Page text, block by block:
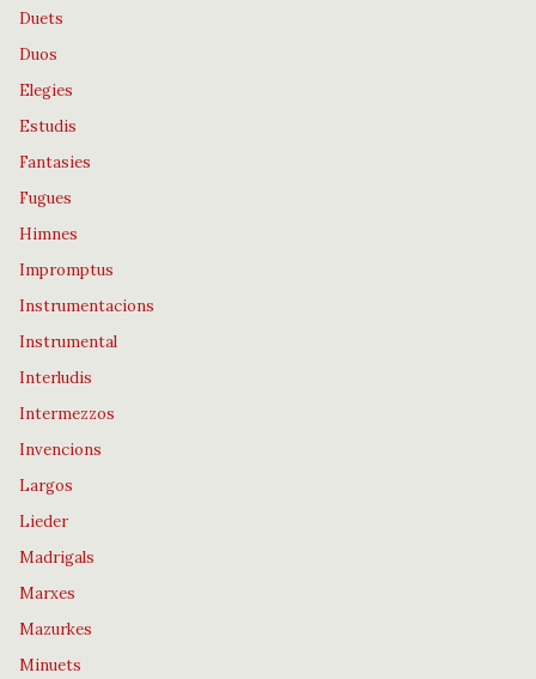
Duets
Duos
Elegies
Estudis
Fantasies
Fugues
Himnes
Impromptus
Instrumentacions
Instrumental
Interludis
Intermezzos
Invencions
Largos
Lieder
Madrigals
Marxes
Mazurkes
Minuets